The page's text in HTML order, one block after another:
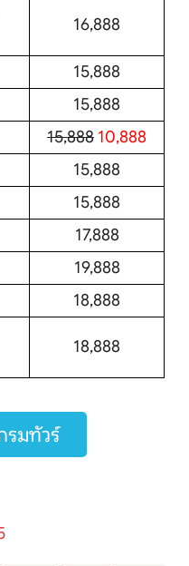
16,888
15,888
15,888
15,888 10,888
15,888
15,888
17,888
19,888
18,888
18,888
รมทัวร์